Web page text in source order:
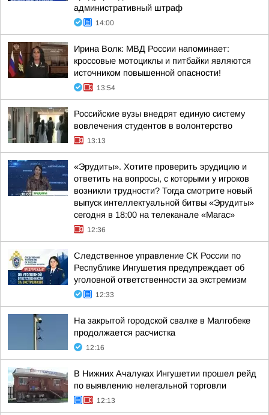
административный штраф
14:00
Ирина Волк: МВД России напоминает:
кроссовые мотоциклы и питбайки являются
источником повышенной опасности!
13:54
Российские вузы внедрят единую систему
вовлечения студентов в волонтерство
13:13
«Эрудиты». Хотите проверить эрудицию и
ответить на вопросы, с которыми у игроков
возникли трудности? Тогда смотрите новый
выпуск интеллектуальной битвы «Эрудиты»
сегодня в 18:00 на телеканале «Магас»
12:36
Следственное управление СК России по
Республике Ингушетия предупреждает об
уголовной ответственности за экстремизм
12:33
На закрытой городской свалке в Малгобеке
продолжается расчистка
12:16
В Нижних Ачалуках Ингушетии прошел рейд
по выявлению нелегальной торговли
12:13